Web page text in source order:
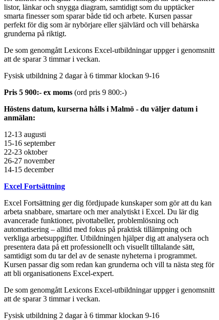
listor, länkar och snygga diagram, samtidigt som du upptäcker
smarta finesser som sparar både tid och arbete. Kursen passar
perfekt för dig som är nybörjare eller självlärd och vill behärska
grunderna på riktigt.
De som genomgått Lexicons Excel-utbildningar uppger i genomsnitt
att de sparar 3 timmar i veckan.
Fysisk utbildning 2 dagar à 6 timmar klockan 9-16
Pris 5 900:- ex moms (ord pris 9 800:-)
Höstens datum, kurserna hålls i Malmö - du väljer datum i
anmälan:
12-13 augusti
15-16 september
22-23 oktober
26-27 november
14-15 december
Excel Fortsättning
Excel Fortsättning ger dig fördjupade kunskaper som gör att du kan
arbeta snabbare, smartare och mer analytiskt i Excel. Du lär dig
avancerade funktioner, pivottabeller, problemlösning och
automatisering – alltid med fokus på praktisk tillämpning och
verkliga arbetsuppgifter. Utbildningen hjälper dig att analysera och
presentera data på ett professionellt och visuellt tilltalande sätt,
samtidigt som du tar del av de senaste nyheterna i programmet.
Kursen passar dig som redan kan grunderna och vill ta nästa steg för
att bli organisationens Excel‑expert.
De som genomgått Lexicons Excel-utbildningar uppger i genomsnitt
att de sparar 3 timmar i veckan.
Fysisk utbildning 2 dagar à 6 timmar klockan 9-16